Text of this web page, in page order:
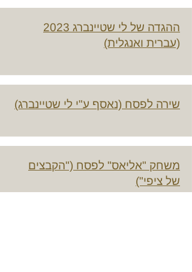
ההגדה של לי שטיינברג 2023
(עברית ואנגלית)
שירה לפסח (נאסף ע"י לי שטיינברג)
משחק "אליאס" לפסח ("הקבצים
של ציפי")